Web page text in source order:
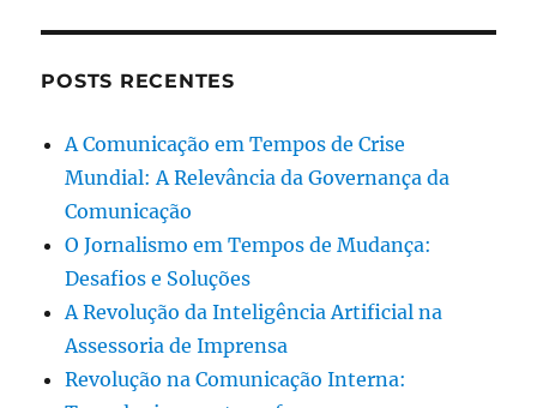
POSTS RECENTES
A Comunicação em Tempos de Crise
Mundial: A Relevância da Governança da
Comunicação
O Jornalismo em Tempos de Mudança:
Desafios e Soluções
A Revolução da Inteligência Artificial na
Assessoria de Imprensa
Revolução na Comunicação Interna: